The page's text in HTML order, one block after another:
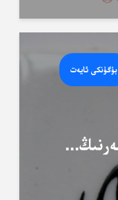
بۈگۈنكى ئايەت